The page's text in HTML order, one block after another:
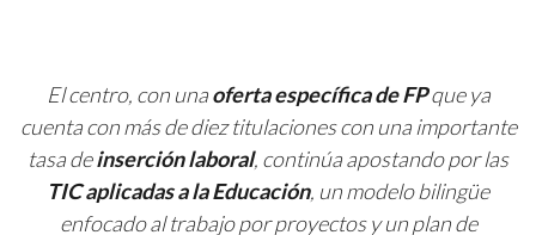
El centro, con unaoferta específica de FPque ya
cuenta con más de diez titulaciones con una importante
tasa deinserción laboral, continúa apostando por las
TIC aplicadas a la Educación, un modelo bilingüe
enfocado al trabajo por proyectos y un plan de